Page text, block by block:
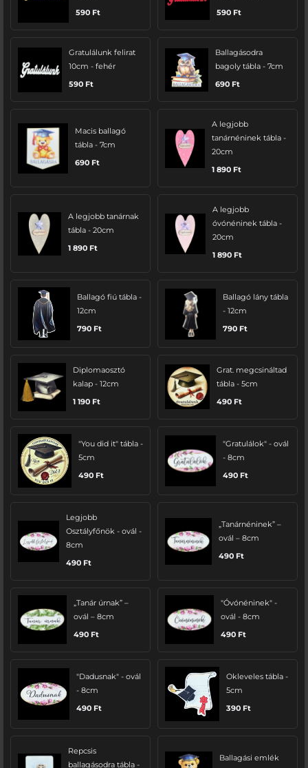
590 Ft
590 Ft
Gratulálunk felirat
10cm - fehér
590 Ft
Ballagásodra
bagoly tábla - 7cm
690 Ft
Macis ballagó
tábla - 7cm
690 Ft
A legjobb
tanárnéninek tábla -
20cm
1 890 Ft
A legjobb tanárnak
tábla - 20cm
1 890 Ft
A legjobb
óvónéninek tábla -
20cm
1 890 Ft
Ballagó fiú tábla -
12cm
790 Ft
Ballagó lány tábla
- 12cm
790 Ft
Diplomaosztó
kalap - 12cm
1 190 Ft
Grat. megcsináltad
tábla - 5cm
490 Ft
"You did it" tábla -
5cm
490 Ft
"Gratulálok" - ovál
- 8cm
490 Ft
Legjobb
Osztályfőnök - ovál -
8cm
490 Ft
„Tanárnéninek” –
ovál – 8cm
490 Ft
„Tanár úrnak” –
ovál – 8cm
490 Ft
"Óvónéninek" -
ovál - 8cm
490 Ft
"Dadusnak" - ovál
- 8cm
490 Ft
Okleveles tábla -
5cm
390 Ft
Repcsis
ballagásodra tábla -
Ballagási emlék